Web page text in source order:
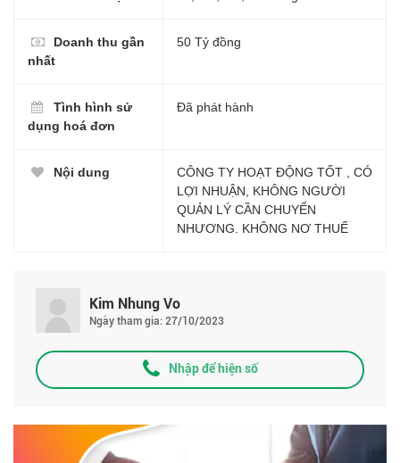
Doanh thu gần
nhất
50 Tỷ đồng
Tình hình sử
dụng hoá đơn
Đã phát hành
Nội dung
CÔNG TY HOẠT ĐỘNG TỐT , CÓ
LỢI NHUẬN, KHÔNG NGƯỜI
QUẢN LÝ CẦN CHUYỂN
NHƯƠNG. KHÔNG NƠ THUẾ
Kim Nhung Vo
Ngày tham gia: 27/10/2023
Nhập để hiện số